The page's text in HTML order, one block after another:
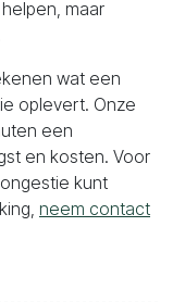
maar
wat een
oplevert. Onze
een
en kosten. Voor
kunt
neem contact